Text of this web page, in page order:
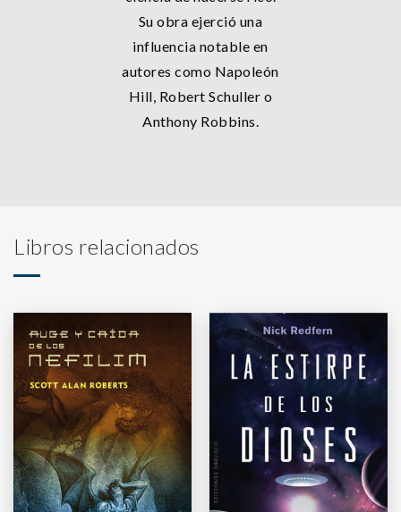
Su obra ejerció una
influencia notable en
autores como Napoleón
Hill, Robert Schuller o
Anthony Robbins.
Libros relacionados